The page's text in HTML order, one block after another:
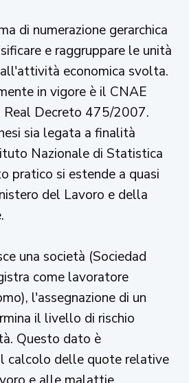
di numerazione gerarchica
e raggruppare le unità
economica svolta.
in vigore è il CNAE
Decreto 475/2007.
sia legata a finalità
Nazionale di Statistica
pratico si estende a quasi
del Lavoro e della
una società (Sociedad
come lavoratore
l'assegnazione di un
il livello di rischio
Questo dato è
calcolo delle quote relative